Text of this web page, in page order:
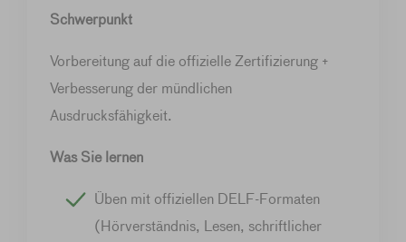
Schwerpunkt
Vorbereitung auf die offizielle Zertifizierung +
Verbesserung der mündlichen
Ausdrucksfähigkeit.
Was Sie lernen
Üben mit offiziellen DELF-Formaten
(Hörverständnis, Lesen, schriftlicher